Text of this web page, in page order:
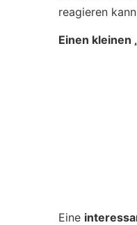
reagieren
Einen kleinen
Eine